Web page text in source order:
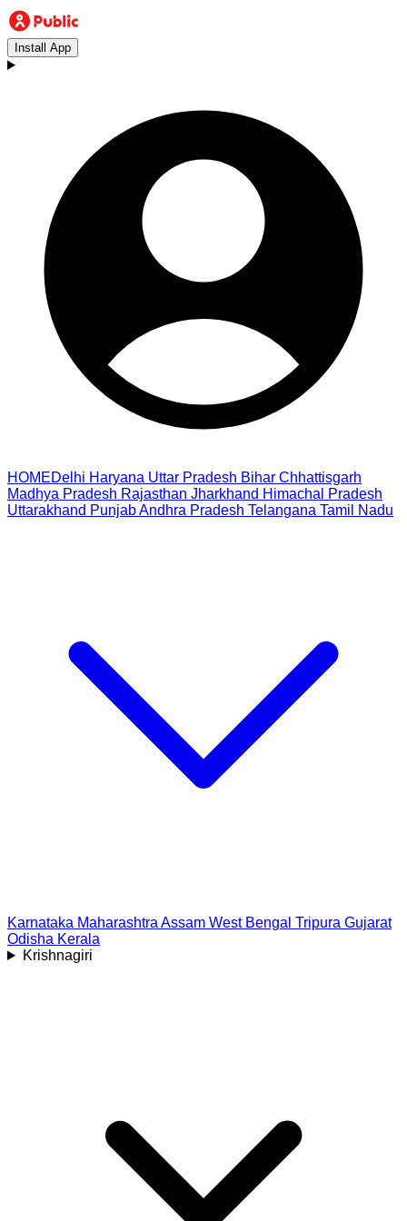
Install App
HOMEDelhi Haryana Uttar Pradesh Bihar Chhattisgarh
Madhya Pradesh Rajasthan Jharkhand Himachal Pradesh
Uttarakhand PunjabAndhra Pradesh Telangana Tamil Nadu
Karnataka Maharashtra Assam West Bengal Tripura Gujarat
Odisha Kerala
Krishnagiri